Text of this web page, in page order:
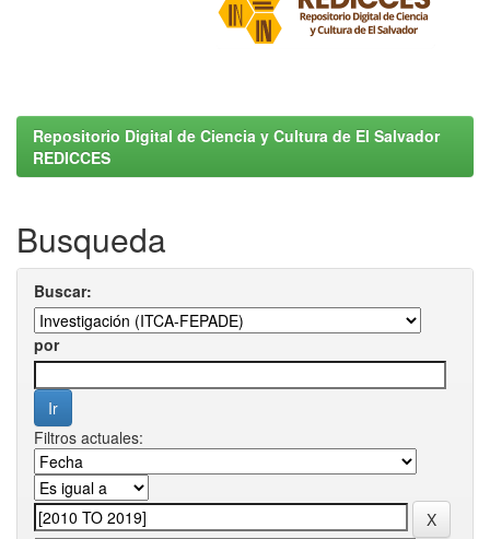
Repositorio Digital de Ciencia y Cultura de El Salvador
REDICCES
Busqueda
Buscar:
por
Filtros actuales: